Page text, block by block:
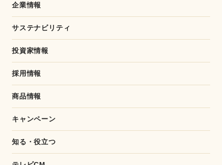
企業情報
サステナビリティ
投資家情報
採用情報
商品情報
キャンペーン
知る・役立つ